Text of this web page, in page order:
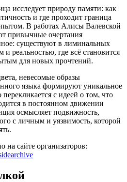
исследует природу памяти: как
и где проходит граница
В работах Алисы Валевской
привычные очертания
существуют в лиминальных
реальностью, где всё становится
для новых прочтений.
невесомые образы
языка формируют уникальное
с идеей о том, что
в постоянном движении
осмысляет подвижность,
с личным и уязвимость, которой
на сайте организаторов: